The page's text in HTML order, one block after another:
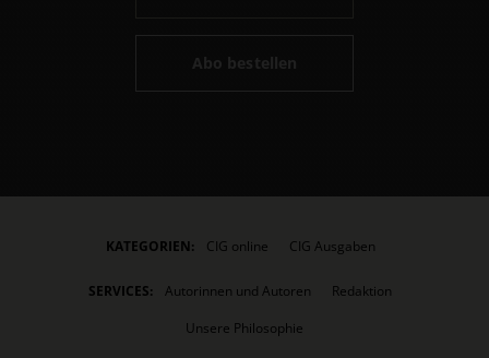
Abo bestellen
KATEGORIEN: CIG online CIG Ausgaben
SERVICES: Autorinnen und Autoren
Redaktion
Unsere Philosophie